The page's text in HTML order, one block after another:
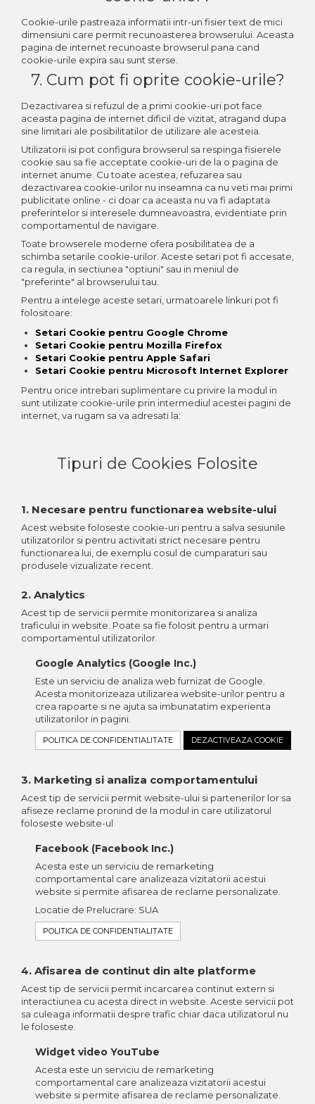
Cookie-urile pastreaza informatii intr-un fisier text de mici
dimensiuni care permit recunoasterea browserului. Aceasta
pagina de internet recunoaste browserul pana cand
cookie-urile expira sau sunt sterse.
7. Cum pot fi oprite cookie-urile?
Dezactivarea si refuzul de a primi cookie-uri pot face
aceasta pagina de internet dificil de vizitat, atragand dupa
sine limitari ale posibilitatilor de utilizare ale acesteia.
Utilizatorii isi pot configura browserul sa respinga fisierele
cookie sau sa fie acceptate cookie-uri de la o pagina de
internet anume. Cu toate acestea, refuzarea sau
dezactivarea cookie-urilor nu inseamna ca nu veti mai primi
publicitate online - ci doar ca aceasta nu va fi adaptata
preferintelor si interesele dumneavoastra, evidentiate prin
comportamentul de navigare.
Toate browserele moderne ofera posibilitatea de a
schimba setarile cookie-urilor. Aceste setari pot fi accesate,
ca regula, in sectiunea "optiuni" sau in meniul de
"preferinte" al browserului tau.
Pentru a intelege aceste setari, urmatoarele linkuri pot fi
folositoare:
Setari Cookie pentru Google Chrome
Setari Cookie pentru Mozilla Firefox
Setari Cookie pentru Apple Safari
Setari Cookie pentru Microsoft Internet Explorer
Pentru orice intrebari suplimentare cu privire la modul in
sunt utilizate cookie-urile prin intermediul acestei pagini de
internet, va rugam sa va adresati la:
Tipuri de Cookies Folosite
1. Necesare pentru functionarea website-ului
Acest website foloseste cookie-uri pentru a salva sesiunile
utilizatorilor si pentru activitati strict necesare pentru
functionarea lui, de exemplu cosul de cumparaturi sau
produsele vizualizate recent.
2. Analytics
Acest tip de servicii permite monitorizarea si analiza
traficului in website. Poate sa fie folosit pentru a urmari
comportamentul utilizatorilor.
Google Analytics (Google Inc.)
Este un serviciu de analiza web furnizat de Google.
Acesta monitorizeaza utilizarea website-urilor pentru a
crea rapoarte si ne ajuta sa imbunatatim experienta
utilizatorilor in pagini.
POLITICA DE CONFIDENTIALITATE DEZACTIVEAZA COOKIE
3. Marketing si analiza comportamentului
Acest tip de servicii permit website-ului si partenerilor lor sa
afiseze reclame pronind de la modul in care utilizatorul
foloseste website-ul
Facebook (Facebook Inc.)
Acesta este un serviciu de remarketing
comportamental care analizeaza vizitatorii acestui
website si permite afisarea de reclame personalizate.
Locatie de Prelucrare: SUA
POLITICA DE CONFIDENTIALITATE
4. Afisarea de continut din alte platforme
Acest tip de servicii permit incarcarea continut extern si
interactiunea cu acesta direct in website. Aceste servicii pot
sa culeaga informatii despre trafic chiar daca utilizatorul nu
le foloseste.
Widget video YouTube
Acesta este un serviciu de remarketing
comportamental care analizeaza vizitatorii acestui
website si permite afisarea de reclame personalizate.